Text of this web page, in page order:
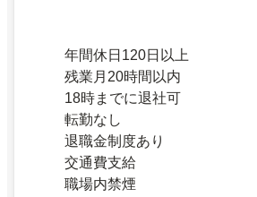
年間休日120日以上
残業月20時間以内
18時までに退社可
転勤なし
退職金制度あり
交通費支給
職場内禁煙